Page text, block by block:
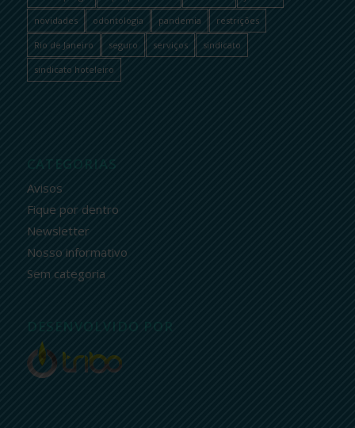
novidades odontologia pandemia restrições
Rio de Janeiro seguro serviços sindicato
sindicato hoteleiro
CATEGORIAS
Avisos
Fique por dentro
Newsletter
Nosso informativo
Sem categoria
DESENVOLVIDO POR